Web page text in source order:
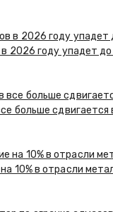
2026 году упадет
больше
10% в отрасли